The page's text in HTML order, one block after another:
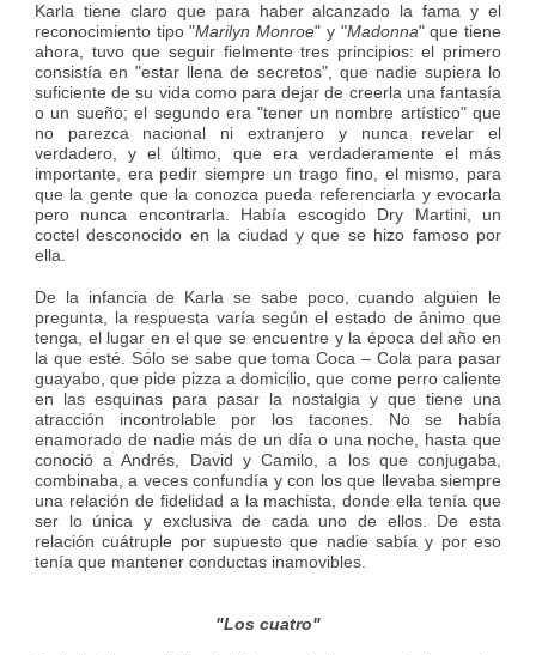
Karla tiene claro que para haber alcanzado la fama y el
reconocimiento tipo "Marilyn Monroe" y "Madonna" que tiene
ahora, tuvo que seguir fielmente tres principios: el primero
consistía en "estar llena de secretos", que nadie supiera lo
suficiente de su vida como para dejar de creerla una fantasía
o un sueño; el segundo era "tener un nombre artístico" que
no parezca nacional ni extranjero y nunca revelar el
verdadero, y el último, que era verdaderamente el más
importante, era pedir siempre un trago fino, el mismo, para
que la gente que la conozca pueda referenciarla y evocarla
pero nunca encontrarla. Había escogido Dry Martini, un
coctel desconocido en la ciudad y que se hizo famoso por
ella.
De la infancia de Karla se sabe poco, cuando alguien le
pregunta, la respuesta varía según el estado de ánimo que
tenga, el lugar en el que se encuentre y la época del año en
la que esté. Sólo se sabe que toma Coca – Cola para pasar
guayabo, que pide pizza a domicilio, que come perro caliente
en las esquinas para pasar la nostalgia y que tiene una
atracción incontrolable por los tacones. No se había
enamorado de nadie más de un día o una noche, hasta que
conoció a Andrés, David y Camilo, a los que conjugaba,
combinaba, a veces confundía y con los que llevaba siempre
una relación de fidelidad a la machista, donde ella tenía que
ser lo única y exclusiva de cada uno de ellos. De esta
relación cuátruple por supuesto que nadie sabía y por eso
tenía que mantener conductas inamovibles.
"Los cuatro"